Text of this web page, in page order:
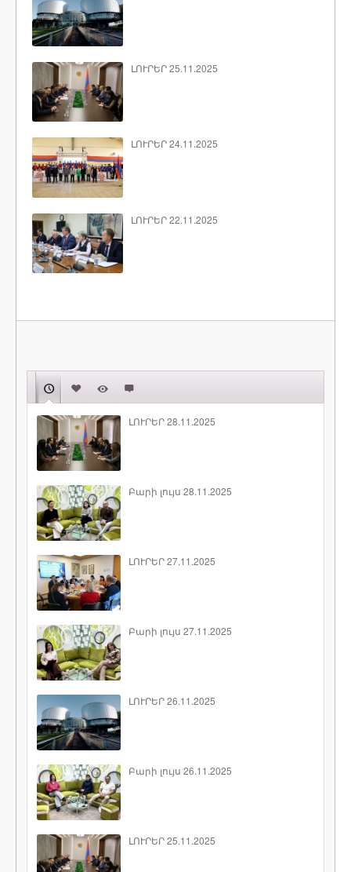
ԼՈՒՐԵՐ 25.11.2025
ԼՈՒՐԵՐ 24.11.2025
ԼՈՒՐԵՐ 22.11.2025
ԼՈՒՐԵՐ 28.11.2025
Բարի լույս 28.11.2025
ԼՈՒՐԵՐ 27.11.2025
Բարի լույս 27.11.2025
ԼՈՒՐԵՐ 26.11.2025
Բարի լույս 26.11.2025
ԼՈՒՐԵՐ 25.11.2025